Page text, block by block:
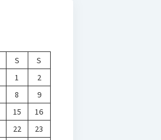
S
S
1
2
8
9
15
16
22
23